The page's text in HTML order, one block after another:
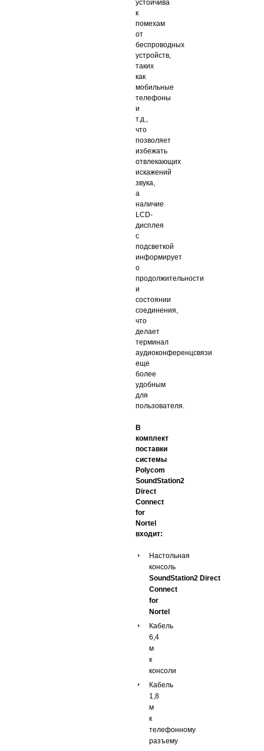
устойчива
к
помехам
от
беспроводных
устройств,
таких
как
мобильные
телефоны
и
т.д.,
что
позволяет
избежать
отвлекающих
искажений
звука,
а
наличие
LCD-
дисплея
с
подсветкой
информирует
о
продолжительности
и
состоянии
соединения,
что
делает
терминал
аудиоконференцсвязи
еще
более
удобным
для
пользователя.
В
комплект
поставки
системы
Polycom
SoundStation2
Direct
Connect
for
Nortel
входит:
Настольная
консоль
SoundStation2 Direct
Connect
for
Nortel
Кабель
6,4
м
к
консоли
Кабель
1,8
м
к
телефонному
разъему